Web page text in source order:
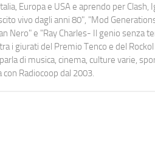
Europa e USA e aprendo per
vivo dagli anni 80", "Mod
Nero" e "Ray Charles- Il genio senza
i giurati del Premio Tenco e del
di musica, cinema, culture varie,
Radiocoop dal 2003.